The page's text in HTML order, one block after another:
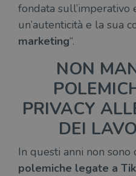
fondata sull’imperativo
un’autenticità e la sua
marketing“.
NON
PRIVACY
DEI
In questi anni non sono
polemiche legate a